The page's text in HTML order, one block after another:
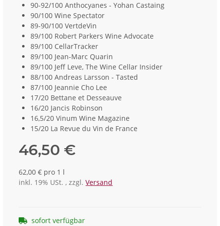
90-92/100 Anthocyanes - Yohan Castaing
90/100 Wine Spectator
89-90/100 VertdeVin
89/100 Robert Parkers Wine Advocate
89/100 CellarTracker
89/100 Jean-Marc Quarin
89/100 Jeff Leve, The Wine Cellar Insider
88/100 Andreas Larsson - Tasted
87/100 Jeannie Cho Lee
17/20 Bettane et Desseauve
16/20 Jancis Robinson
16,5/20 Vinum Wine Magazine
15/20 La Revue du Vin de France
46,50 €
62,00 € pro 1 l
inkl. 19% USt. , zzgl.Versand
sofort verfügbar